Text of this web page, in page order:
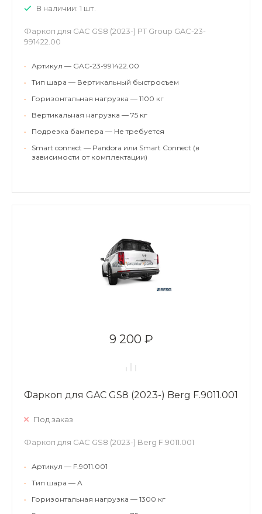
В наличии: 1 шт.
Фаркоп для GAC GS8 (2023-) PT Group GAC-23-
991422.00
•
Артикул — GAC-23-991422.00
•
Тип шара — Вертикальный быстросъем
•
Горизонтальная нагрузка — 1100 кг
•
Вертикальная нагрузка — 75 кг
•
Подрезка бампера — Не требуется
•
Smart connect — Pandora или Smart Connect (в
зависимости от комплектации)
9 200 ₽
Фаркоп для GAC GS8 (2023-) Berg F.9011.001
Под заказ
Фаркоп для GAC GS8 (2023-) Berg F.9011.001
•
Артикул — F.9011.001
•
Тип шара — A
•
Горизонтальная нагрузка — 1300 кг